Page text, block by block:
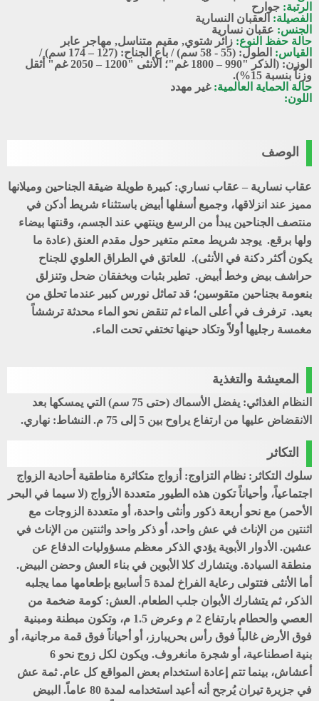
الرتبة: جوارح
الفصيلة: العقبان النسارية
الجنس: عقبان نسارية
حالة حفظ النوع: زائر شتوي, مقيم متناسل, مهاجر عابر
القياس:
الطول: (55 - 58 سم) / باع الجناح: (127 – 174 سم) /
الوزن: (الذكر "990 – 1800 غم"؛ الأنثى "1200 – 2050 غم" أثقل
وزناً بنسبة 15%).
حالة الحماية العالمية:غير مهدد
اللون:
الوصف
عقاب نسارية – عقاب نساري: كبيرة طويلة ضيقة الجناحين وميلانها
مميز عند انزلاقها، وجميع أسفلها أبيض باستثناء شريط أدكن في
منتصف الجناحين يبدأ من الرسغ وينتهي عند الجسم، وقنتها بيضاء
ولها برقع. يوجد شريط معتم متغير حول مقدم العنق (عادة ما
يكون أكثر دكنة في الأنثى). للعاتق في الطراق العلوي للجناح
حراشف بيض وخط أبيض. تطير بثبات وبخفقان ضحل وتنزلق
بنعومة بجناحين متقوسين؛ قد تماثل نورس كبير عندما تحلق من
بعيد. ترفرف في أعلى الماء ثم تنقض نحو الماء محدثة ترششاً
مغمسة رجليها أولاً وتكاد حينها تختفي تحت الماء.
المعيشة والتغذية
النظام الغذائي: يفضل الأسماك (حتى 75 سم) التي يمسكها بعد
الانقضاض عليها من ارتفاع يراوح بين 5 إلى 75 م. النشاط: نهاري.
التكاثر
سلوك التكاثر: نظام التزاوج: أزواج متكاثرة مناطقية أحادية الزواج
اجتماعياً، وأحياناً تكون هذه الطيور متعددة الأزواج (لا سيما في البحر
الأحمر) مع نحو أربعة ذكور وأنثى واحدة، أو متعددة الزوجات مع
اثنتين من الإناث في عش واحد، أو ذكر واحد واثنتين من الإناث في
عشين. الأدوار الأبوية يؤدي الذكر معظم مسؤوليات الدفاع عن
منطقة السيادة. ويتشارك كلا الأبوين في بناء العش وحضن البيض.
أما الأنثى فتتولى رعاية الفراخ لمدة 5 أسابيع بإطعامها مما يجلبه
الذكر، ثم يتشارك الأبوان جلب الطعام. العش: كومة ضخمة من
العصي والحطام بارتفاع 2 م وعرض 1.5 م، وتكون مبطنة ومبنية
فوق الأرض غالباً فوق رأس بحريبارز، أو أحياناً فوق قمة مرجانية، أو
بنية اصطناعية، أو شجرة مانغروف. ويكون لكل زوج نحو 6
أعشاش، بينما تتم إعادة استخدام بعض المواقع كل عام. ثمة عش
في جزيرة تيران يُرجح أنه أعيد استخدامه لمدة 80 عاماً. البيض